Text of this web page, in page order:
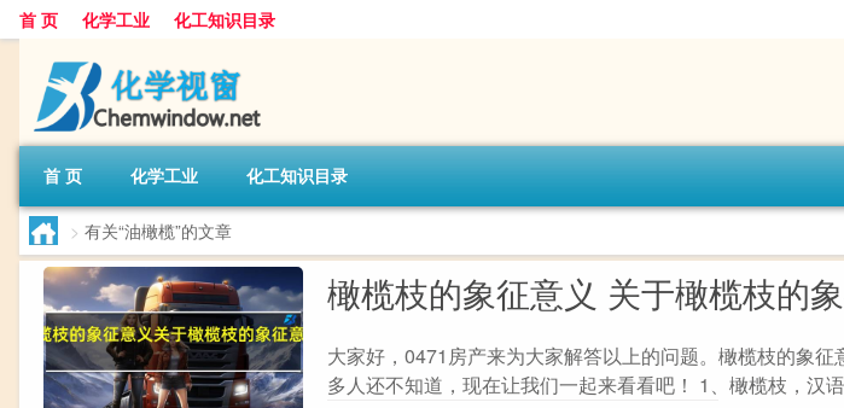
首 页 化学工业 化工知识目录
首 页 化学工业 化工知识目录
> 有关“油橄榄”的文章
橄榄枝的象征意义 关于橄榄枝的
大家好，0471房产来为大家解答以上的问题。橄榄枝的象
多人还不知道，现在让我们一起来看看吧！ 1、橄榄枝，汉